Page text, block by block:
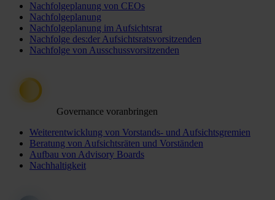
Nachfolgeplanung von CEOs
Nachfolgeplanung
Nachfolgeplanung im Aufsichtsrat
Nachfolge des:der Aufsichtsratsvorsitzenden
Nachfolge von Ausschussvorsitzenden
Governance voranbringen
Weiterentwicklung von Vorstands- und Aufsichtsgremien
Beratung von Aufsichtsräten und Vorständen
Aufbau von Advisory Boards
Nachhaltigkeit